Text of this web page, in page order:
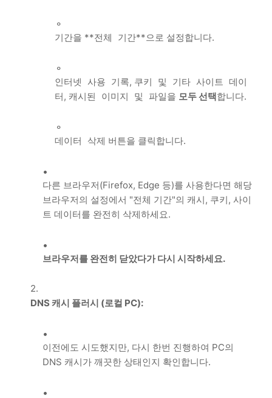
기간을 **전체 기간**으로 설정합니다.
인터넷 사용 기록, 쿠키 및 기타 사이트 데이
터 , 캐시된 이미지 및 파일을 모두 선택 합니다.
데이터 삭제 버튼을 클릭합니다.
다른 브라우저(Firefox, Edge 등)를 사용한다면 해당
브라우저의 설정에서 "전체 기간"의 캐시, 쿠키, 사이
트 데이터를 완전히 삭제하세요.
브라우저를 완전히 닫았다가 다시 시작하세요.
DNS 캐시 플러시 (로컬 PC):
이전에도 시도했지만, 다시 한번 진행하여 PC의
DNS 캐시가 깨끗한 상태인지 확인합니다.